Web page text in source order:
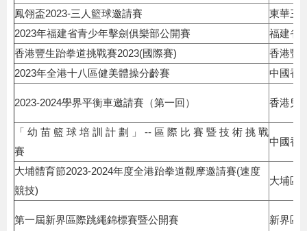
鳳翎盃2023-三人籃球邀請賽
東華三
2023年福建省青少年擊劍俱樂部公開賽
福建省
香港豐生跆拳道挑戰賽2023(國際賽)
香港豐
2023年全港十八區健美體操分齡賽
中國香
2023-2024學界平衡車邀請賽（第一回） 香港兒
「 幼 苗 籃 球 培 訓 計 劃 」 -- 區 際 比 賽 暨 技 術 挑 戰
賽
中國香
大埔體育節2023-2024年度全港跆拳道觀摩邀請賽(速度
競技)
大埔區
第一屆新界區際跳繩錦標賽暨公開賽 新界區